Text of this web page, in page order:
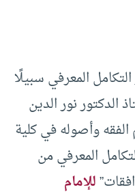
المعرفي سبيلًا
الدكتور نور الدين
وأصوله في كلية
المعرفي من
للإمام